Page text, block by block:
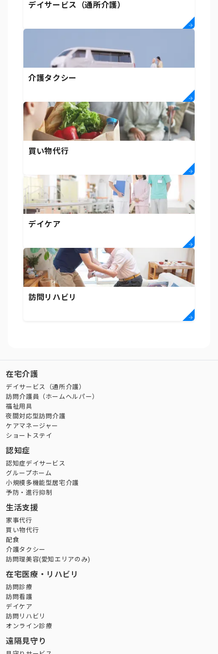
デイサービス（通所介護）
介護タクシー
買い物代行
デイケア
訪問リハビリ
在宅介護
デイサービス（通所介護）
訪問介護員（ホームヘルパー）
福祉用具
夜間対応型訪問介護
ケアマネージャー
ショートステイ
認知症
認知症デイサービス
グループホーム
小規模多機能型居宅介護
予防・進行抑制
生活支援
家事代行
買い物代行
配食
介護タクシー
訪問理美容(愛知エリアのみ)
在宅医療・リハビリ
訪問診療
訪問看護
デイケア
訪問リハビリ
オンライン診療
遠隔見守り